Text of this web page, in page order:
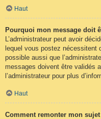
Haut
Pourquoi mon message doit
L’administrateur peut avoir
lequel vous postez nécessitent
possible aussi que
messages doivent être validés
l’administrateur pour plus
Haut
Comment remonter mon